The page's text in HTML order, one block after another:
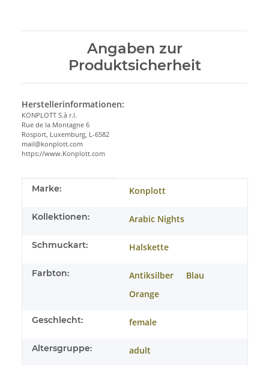
Angaben zur
Produktsicherheit
Herstellerinformationen:
KONPLOTT S.à r.l.
Rue de la Montagne 6
Rosport, Luxemburg, L-6582
mail@konplott.com
https://www.Konplott.com
Produkteigenschaft
Wert
Marke: Konplott
Kollektionen: Arabic Nights
Schmuckart: Halskette
Farbton: Antiksilber
Blau
Orange
Geschlecht: female
Altersgruppe: adult